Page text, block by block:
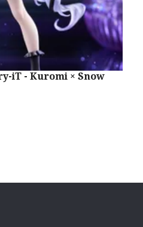
iT - Kuromi × Snow